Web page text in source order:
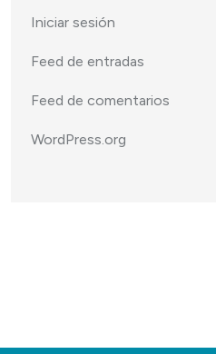
Iniciar sesión
Feed de entradas
Feed de comentarios
WordPress.org